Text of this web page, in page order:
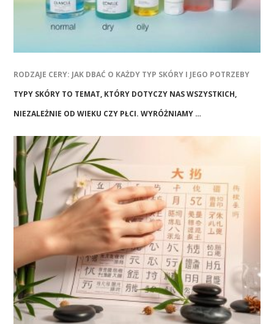
RODZAJE CERY: JAK DBAĆ O KAŻDY TYP SKÓRY I JEGO POTRZEBY
TYPY SKÓRY TO TEMAT, KTÓRY DOTYCZY NAS WSZYSTKICH,
NIEZALEŻNIE OD WIEKU CZY PŁCI. WYRÓŻNIAMY …